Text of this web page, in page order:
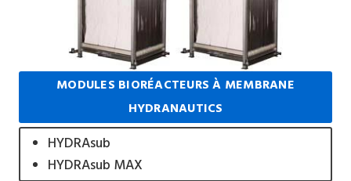
MODULES BIORÉACTEURS À MEMBRANE
HYDRANAUTICS
HYDRAsub
HYDRAsub MAX